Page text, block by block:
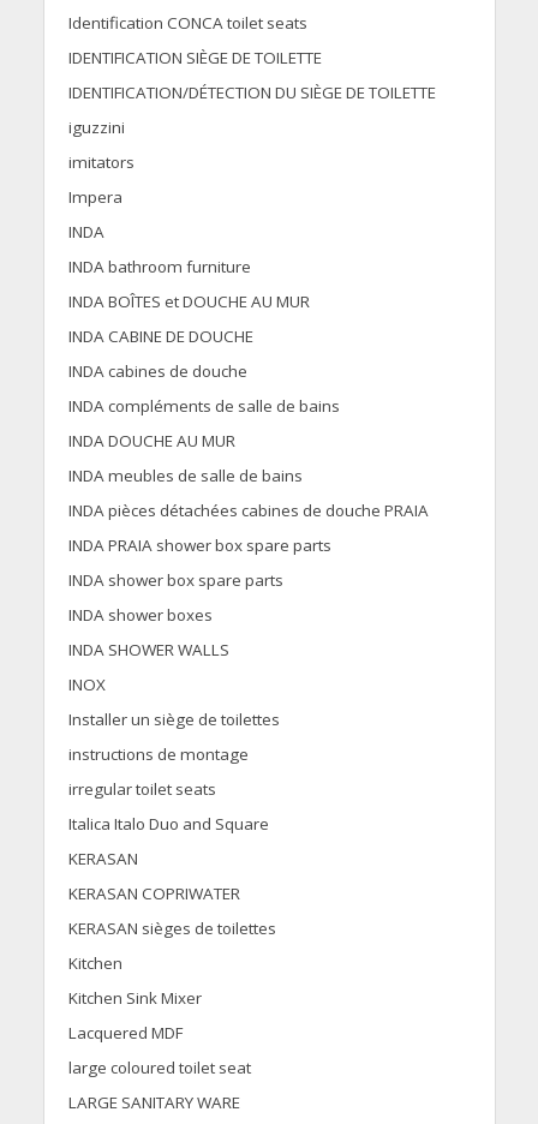
Identification CONCA toilet seats
IDENTIFICATION SIÈGE DE TOILETTE
IDENTIFICATION/DÉTECTION DU SIÈGE DE TOILETTE
iguzzini
imitators
Impera
INDA
INDA bathroom furniture
INDA BOÎTES et DOUCHE AU MUR
INDA CABINE DE DOUCHE
INDA cabines de douche
INDA compléments de salle de bains
INDA DOUCHE AU MUR
INDA meubles de salle de bains
INDA pièces détachées cabines de douche PRAIA
INDA PRAIA shower box spare parts
INDA shower box spare parts
INDA shower boxes
INDA SHOWER WALLS
INOX
Installer un siège de toilettes
instructions de montage
irregular toilet seats
Italica Italo Duo and Square
KERASAN
KERASAN COPRIWATER
KERASAN sièges de toilettes
Kitchen
Kitchen Sink Mixer
Lacquered MDF
large coloured toilet seat
LARGE SANITARY WARE